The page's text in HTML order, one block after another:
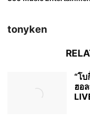
tonyken
“โ
ฮอ